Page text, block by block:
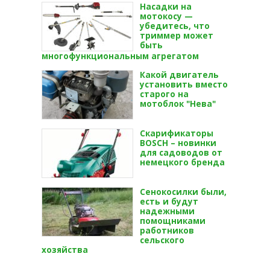
Насадки на
мотокосу —
убедитесь, что
триммер может
быть
многофункциональным агрегатом
Какой двигатель
установить вместо
старого на
мотоблок "Нева"
Скарификаторы
BOSCH – новинки
для садоводов от
немецкого бренда
Сенокосилки были,
есть и будут
надежными
помощниками
работников
сельского
хозяйства